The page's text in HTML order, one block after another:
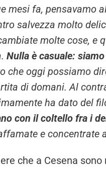
mesi fa, pensavamo
salvezza molto
molte cose, e
Nulla è casuale:
che oggi possiamo
di domani. Al
ha dato del
con il coltello fra i
e concentrate
che a Cesena